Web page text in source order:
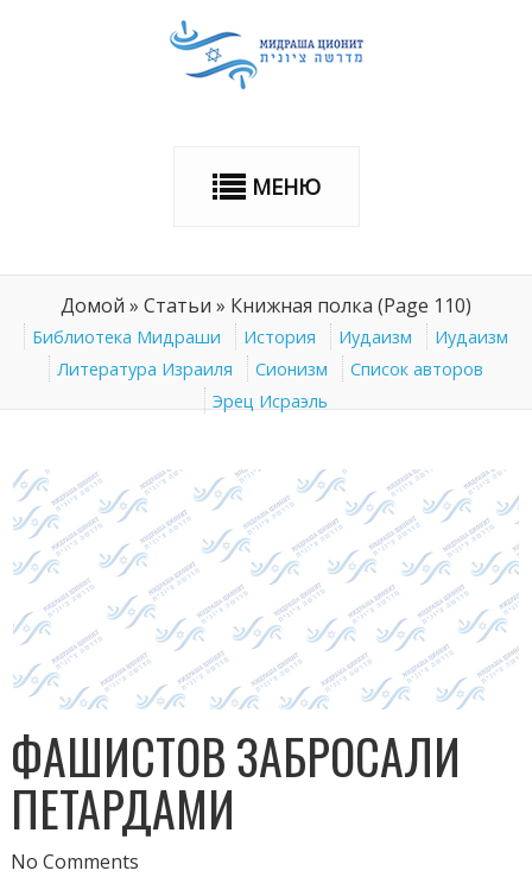
МЕНЮ
Домой » Статьи » Книжная полка (Page 110)
Библиотека Мидраши История Иудаизм
Иудаизм
Литература Израиля
Сионизм
Список авторов
Эрец Исраэль
ФАШИСТОВ ЗАБРОСАЛИ
ПЕТАРДАМИ
No Comments